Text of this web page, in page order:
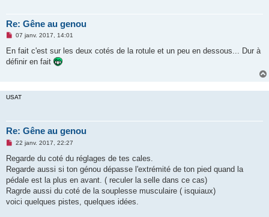
Re: Gêne au genou
M
s
a
o
n
07 janv. 2017, 14:01
En fait c'est sur les deux cotés de la rotule et un peu en dessous... Dur à
définir en fait
USAT
Re: Gêne au genou
M
s
a
g
n
o
22 janv. 2017, 22:27
Regarde du coté du réglages de tes cales.
Regarde aussi si ton génou dépasse l'extrémité de ton pied quand la
pédale est la plus en avant. ( reculer la selle dans ce cas)
Ragrde aussi du coté de la souplesse musculaire ( isquiaux)
voici quelques pistes, quelques idées.